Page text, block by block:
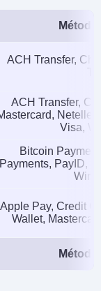
MAS, OSC,
Wallet, NFT,
No
ACH Transfer,
ACH Transfer,
Visa,
Bitcoin
Payments, PayID,
Wire
Apple Pay, Credit
Wallet,